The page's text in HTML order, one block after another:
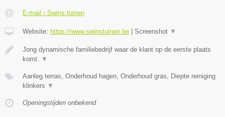
E-mail › Swins tuinen
Website: https://www.swinstuinen.be Screenshot ▼
Jong dynamische familiebedrijf waar de klant op de eerste plaats
komt. ▼
Aanleg terras, Onderhoud hagen, Onderhoud gras, Diepte reiniging
klinkers ▼
Openingstijden onbekend